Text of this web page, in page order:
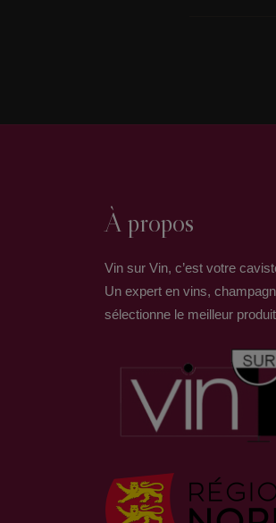
À propos
Vin sur Vin, c’est votre
Un expert en vins,
sélectionne le meilleur